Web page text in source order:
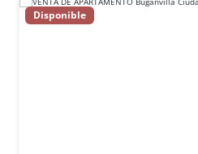
Disponible